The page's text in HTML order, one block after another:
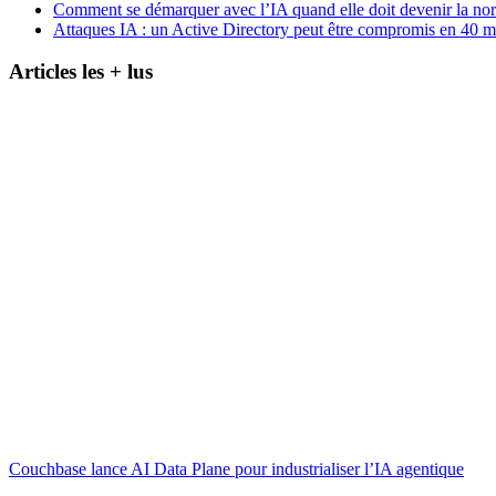
Comment se démarquer avec l’IA quand elle doit devenir la
Attaques IA : un Active Directory peut être compromis en 40
Articles les + lus
Couchbase lance AI Data Plane pour industrialiser l’IA agentique